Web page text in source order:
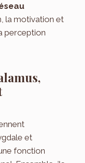
la motivation et
perception
et
fonction